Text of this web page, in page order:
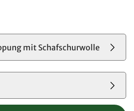
mit Schafschurwolle